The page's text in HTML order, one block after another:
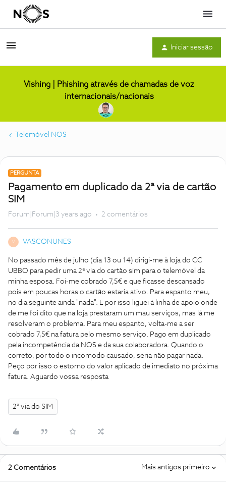
Menu
Iniciar sessão
Vishing | Phishing através de chamadas de voz
internacionais/nacionais
Telemóvel NOS
PERGUNTA
Pagamento em duplicado da 2ª via de cartão
SIM
Forum|Forum|3 years ago 2 comentários
V VASCONUNES
No passado mês de julho (dia 13 ou 14) dirigi-me à loja do CC
UBBO para pedir uma 2ª via do cartão sim para o telemóvel da
minha esposa. Foi-me cobrado 7,5€ e que ficasse descansado
pois em poucas horas o cartão estaria ativo. Para espanto meu,
no dia seguinte ainda "nada". E por isso liguei á linha de apoio onde
de me foi dito que na loja prestaram um mau serviços, mas lá me
resolveram o problema. Para meu espanto, volta-me a ser
cobrado 7,5€ na fatura pelo mesmo serviço. Pago em duplicado
pela incompetência da NOS e da sua colaboradora. Quando o
correto, por todo o incomodo causado, seria não pagar nada.
Peço por isso o estorno do valor aplicado de imediato no próxima
fatura. Aguardo vossa resposta
2ª via do SIM
2 Comentários Mais antigos primeiro